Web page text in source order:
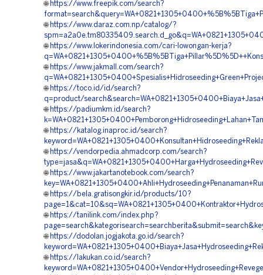
🌐 https://www.freepik.com/search?
🌐 https://www.daraz.com.np/catalog/?
🌐 https://www.lokerindonesia.com/cari-lowongan-kerja?
🌐 https://www.jakmall.com/search?
🌐 https://toco.id/id/search?
q=product/
🌐 https://padiumkm.id/search?
🌐 https://katalog.inaproc.id/search?
🌐 https://vendorpedia.ahmadcorp.com/search?
🌐 https://www.jakartanotebook.com/search?
🌐 https://bela.gratisongkir.id/products/10?
🌐 https://tanilink.com/index.php?
🌐 https://dodolan.jogjakota.go.id/search?
🌐 https://lakukan.co.id/search?